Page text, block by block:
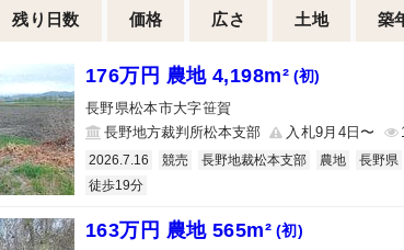
残り日数 価格 広さ 土地 築
176万円 農地 4,198m² (初)
長野県松本市大字笹賀
長野地方裁判所松本支部
入札9月4日〜
2026.7.16 競売 長野地裁松本支部 農地 長野県
徒歩19分
163万円 農地 565m² (初)